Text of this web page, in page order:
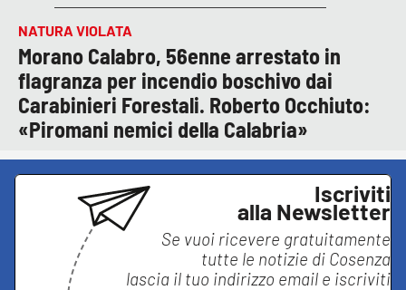
NATURA VIOLATA
Morano Calabro, 56enne arrestato in
flagranza per incendio boschivo dai
Carabinieri Forestali. Roberto Occhiuto:
«Piromani nemici della Calabria»
Iscriviti
alla Newsletter
Se vuoi ricevere gratuitamente
tutte le notizie di Cosenza
lascia il tuo indirizzo email e iscriviti